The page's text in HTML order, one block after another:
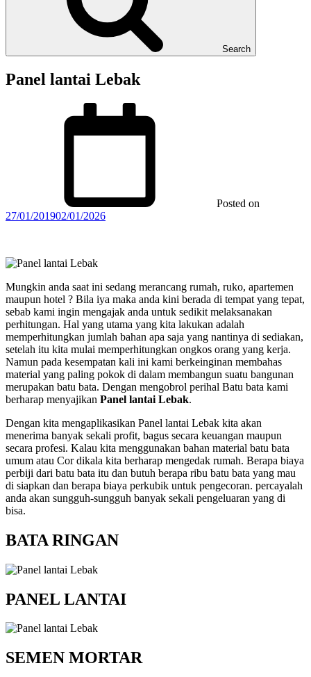
Search
Panel lantai Lebak
Posted on
27/01/201902/01/2026
Mungkin anda saat ini sedang merancang rumah, ruko, apartemen
maupun hotel ? Bila iya maka anda kini berada di tempat yang tepat,
sebab kami ingin mengajak anda untuk sedikit melaksanakan
perhitungan. Hal yang utama yang kita lakukan adalah
memperhitungkan jumlah bahan apa saja yang nantinya di sediakan,
setelah itu kita mulai memperhitungkan ongkos orang yang kerja.
Namun pada kesempatan kali ini kami berkeinginan membahas
material yang paling pokok di dalam membangun suatu bangunan
merupakan batu bata. Dengan mengobrol perihal Batu bata kami
berharap menyajikan Panel lantai Lebak.
Dengan kita mengaplikasikan Panel lantai Lebak kita akan
menerima banyak sekali profit, bagus secara keuangan maupun
secara profesi. Kalau kita menggunakan bahan material batu bata
umum atau Cor dikala kita berharap mengedak rumah. Berapa biaya
perbiji dari batu bata itu dan butuh berapa ribu batu bata yang mau
di siapkan dan berapa biaya perkubik untuk pengecoran. percayalah
anda akan sungguh-sungguh banyak sekali pengeluaran yang di
bisa.
BATA RINGAN
PANEL LANTAI
SEMEN MORTAR